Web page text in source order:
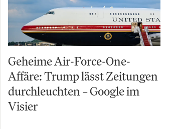
Geheime Air-Force-One-
Affäre: Trump lässt Zeitungen
durchleuchten – Google im
Visier